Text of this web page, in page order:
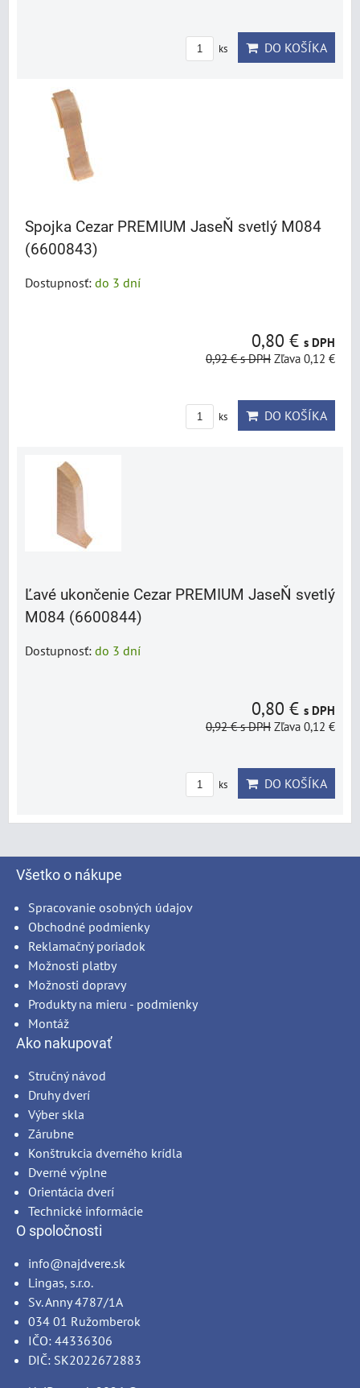
ks DO KOŠÍKA
Spojka Cezar PREMIUM JaseŇ svetlý M084
(6600843)
Dostupnosť: do 3 dní
0,80 € s DPH
0,92 €s DPH Zľava 0,12 €
ks DO KOŠÍKA
Ľavé ukončenie Cezar PREMIUM JaseŇ svetlý
M084 (6600844)
Dostupnosť: do 3 dní
0,80 € s DPH
0,92 €s DPH Zľava 0,12 €
ks DO KOŠÍKA
Všetko o nákupe
Spracovanie osobných údajov
Obchodné podmienky
Reklamačný poriadok
Možnosti platby
Možnosti dopravy
Produkty na mieru - podmienky
Montáž
Ako nakupovať
Stručný návod
Druhy dverí
Výber skla
Zárubne
Konštrukcia dverného krídla
Dverné výplne
Orientácia dverí
Technické informácie
O spoločnosti
info@najdvere.sk
Lingas, s.r.o.
Sv. Anny 4787/1A
034 01 Ružomberok
IČO: 44336306
DIČ: SK2022672883